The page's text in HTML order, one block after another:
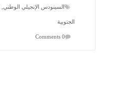
السينودس الإنجيلي الوطني
الجنوبية
0 Comments